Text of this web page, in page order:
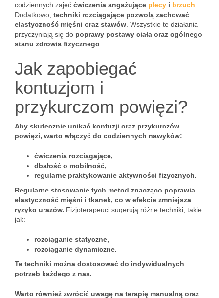
codziennych zajęć ćwiczenia angażujące plecy i brzuch
Dodatkowo, techniki rozciągające pozwolą zachować
elastyczność mięśni oraz stawów . Wszystkie te działania
przyczyniają się do poprawy postawy ciała oraz ogólnego
stanu zdrowia fizycznego
Jak zapobiegać
kontuzjom i
przykurczom powięzi?
Aby skutecznie unikać kontuzji oraz przykurczów
powięzi, warto włączyć do codziennych nawyków:
ćwiczenia rozciągające,
dbałość o mobilność,
regularne praktykowanie aktywności fizycznych.
Regularne stosowanie tych metod znacząco poprawia
elastyczność mięśni i tkanek, co w efekcie zmniejsza
ryzyko urazów. Fizjoterapeuci sugerują różne techniki, takie
jak:
rozciąganie statyczne,
rozciąganie dynamiczne.
Te techniki można dostosować do indywidualnych
potrzeb każdego z nas.
Warto również zwrócić uwagę na terapię manualną oraz